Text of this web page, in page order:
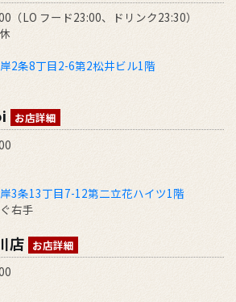
（LO フード23:00、ドリンク23:30）
2条8丁目2-6第2松井ビル1階
お店詳細
3条13丁目7-12第二立花ハイツ1階
右手
店 お店詳細